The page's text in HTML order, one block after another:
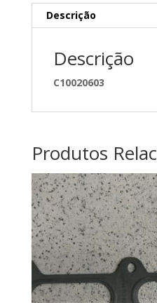
Descrição
Descrição
C10020603
Produtos